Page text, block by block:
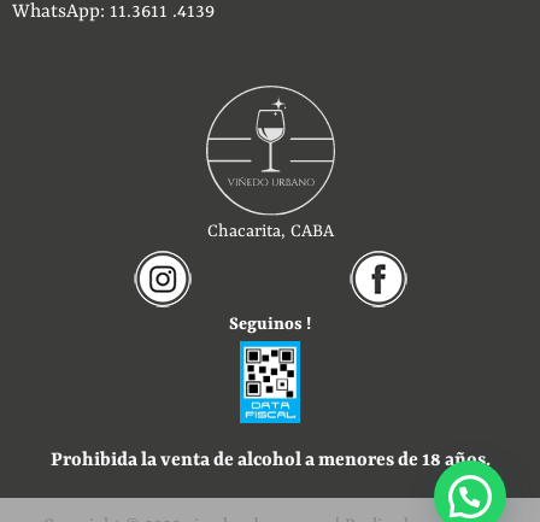
WhatsApp: 11.3611 .4139
Chacarita, CABA
Seguinos !
Prohibida la venta de alcohol a menores de 18 años.